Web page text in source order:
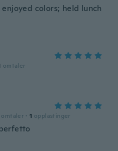
colors; held lunch
omtaler
omtaler · 1 opplastinger